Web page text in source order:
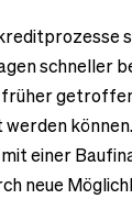
schneller
einer
neue